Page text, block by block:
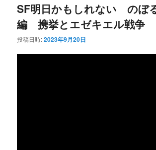
SF明日かもしれない のぼ
編 携挙とエゼキエル戦争
投稿日時:2023年9月20日